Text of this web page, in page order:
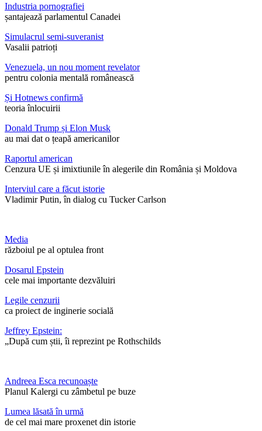
Industria pornografiei
șantajează parlamentul Canadei
Simulacrul semi-suveranist
Vasalii patrioți
Venezuela, un nou moment revelator
pentru colonia mentală românească
Și Hotnews confirmă
teoria înlocuirii
Donald Trump și Elon Musk
au mai dat o țeapă americanilor
Raportul american
Cenzura UE și imixtiunile în alegerile din România și Moldova
Interviul care a făcut istorie
Vladimir Putin, în dialog cu Tucker Carlson
Media
războiul pe al optulea front
Dosarul Epstein
cele mai importante dezvăluiri
Legile cenzurii
ca proiect de inginerie socială
Jeffrey Epstein:
„După cum știi, îi reprezint pe Rothschilds
Andreea Esca recunoaște
Planul Kalergi cu zâmbetul pe buze
Lumea lăsată în urmă
de cel mai mare proxenet din istorie